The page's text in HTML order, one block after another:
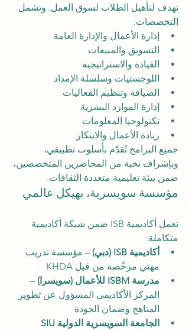
تهدف لتأهيل الطلاب لسوق العمل. وتشمل
التخصصات:
إدارة الأعمال والإدارة العامة
التسويق والمبيعات
القيادة والاستراتيجية
اللوجستيات وسلسلة الإمداد
الضيافة وتنظيم الفعاليات
إدارة الموارد البشرية
تكنولوجيا المعلومات
ريادة الأعمال والابتكار
جميع البرامج تُقدّم بأسلوب تطبيقي،
وبإشراف نخبة من المحاضرين المتخصصين،
ضمن بيئة تعليمية متعددة الثقافات.
مؤسسة سويسرية، بهيكل عالمي
تعمل أكاديمية ISB ضمن شبكة أكاديمية
متكاملة:
أكاديمية ISB (دبي)
– مؤسسة تدريب
مهني مرخّصة من قبل KHDA
مدرسة ISBM للأعمال (سويسرا)
–
المركز الأكاديمي المسؤول عن تطوير
المناهج وضمان الجودة